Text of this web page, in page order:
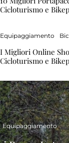
Cicloturismo e
Equipaggiamento
I Migliori Online
Cicloturismo e
Equipaggiamento